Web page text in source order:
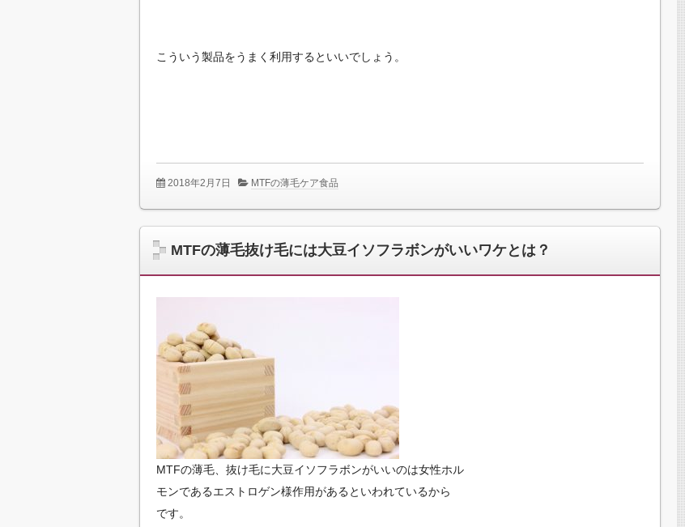
こういう製品をうまく利用するといいでしょう。
2018年2月7日 MTFの薄毛ケア食品
MTFの薄毛抜け毛には大豆イソフラボンがいいワケとは？
MTFの薄毛、抜け毛に大豆イソフラボンがいいのは女性ホル
モンであるエストロゲン様作用があるといわれているから
です。